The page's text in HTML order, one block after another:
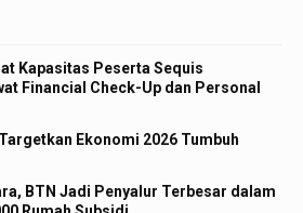
Kapasitas Peserta Sequis
Financial Check-Up dan Personal
Ekonomi 2026 Tumbuh
BTN Jadi Penyalur Terbesar dalam